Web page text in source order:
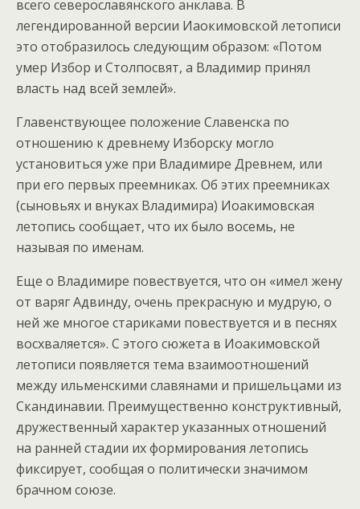
всего северославянского анклава. В
легендированной версии Иаокимовской летописи
это отобразилось следующим образом: «Потом
умер Избор и Столпосвят, а Владимир принял
власть над всей землей».
Главенствующее положение Славенска по
отношению к древнему Изборску могло
установиться уже при Владимире Древнем, или
при его первых преемниках. Об этих преемниках
(сыновьях и внуках Владимира) Иоакимовская
летопись сообщает, что их было восемь, не
называя по именам.
Еще о Владимире повествуется, что он «имел жену
от варяг Адвинду, очень прекрасную и мудрую, о
ней же многое стариками повествуется и в песнях
восхваляется». С этого сюжета в Иоакимовской
летописи появляется тема взаимоотношений
между ильменскими славянами и пришельцами из
Скандинавии. Преимущественно конструктивный,
дружественный характер указанных отношений
на ранней стадии их формирования летопись
фиксирует, сообщая о политически значимом
брачном союзе.